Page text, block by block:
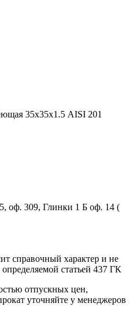
35х35х1.5 AISI 201
оф. 309, Глинки 1 Б оф. 14 (
справочный характер и не
статьей 437 ГК
отпускных цен,
уточняйте у менеджеров